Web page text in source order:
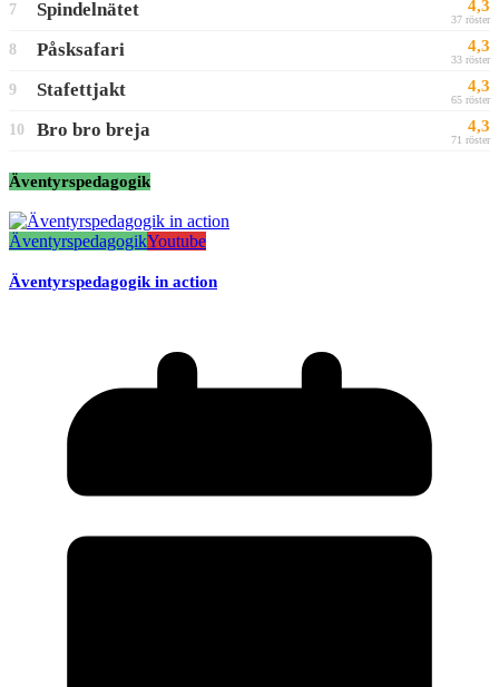
7 Spindelnätet 4,3
37 röster
8 Påsksafari 4,3
33 röster
9 Stafettjakt 4,3
65 röster
10 Bro bro breja 4,3
71 röster
Äventyrspedagogik
ÄventyrspedagogikYoutube
Äventyrspedagogik in action